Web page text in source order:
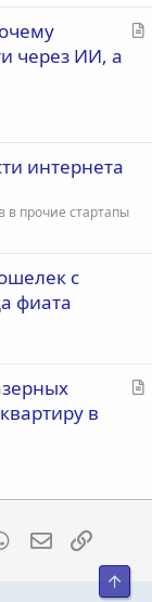
С
через ИИ, а
интернета
в прочие стартапы
с
фиата
С
я
в
WhatsApp